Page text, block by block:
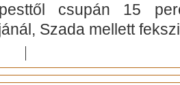
csupán 15
Szada mellett